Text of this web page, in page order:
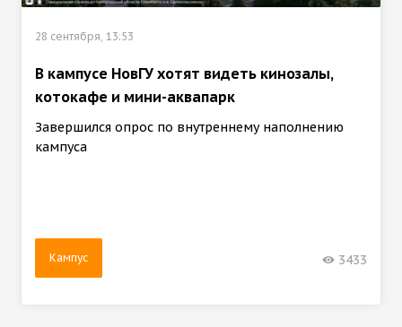
28 сентября, 13:53
В кампусе НовГУ хотят видеть кинозалы,
котокафе и мини-аквапарк
Завершился опрос по внутреннему наполнению
кампуса
Кампус 3433